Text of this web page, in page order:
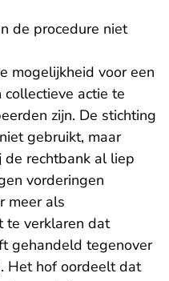
de procedure niet
mogelijkheid voor een
actie te
zijn. De stichting
gebruikt, maar
rechtbank al liep
vorderingen
meer als
te verklaren dat
gehandeld tegenover
Het hof oordeelt dat